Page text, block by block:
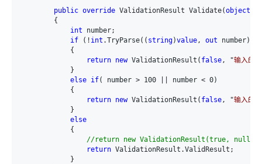
public override ValidationResult Validate(object
        {
int number;
if (! int .TryParse(( string)value, out number))
            {
return new ValidationResult( false, "输入的
            }
else if( number > 100 || number < 0)
            {
return new ValidationResult( false, "输入的
            }
else
            {
//return new ValidationResult(true, null);
return ValidationResult.ValidResult;
            }